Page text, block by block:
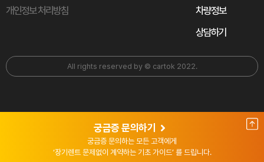
개인정보 처리방침
차량정보
상담하기
All rights reserved by © cartok 2022.
궁금증 문의하기
궁금증 문의하는 모든 고객에게
‘장기렌트 문제없이 계약하는 기초 가이드’ 를 드립니다.